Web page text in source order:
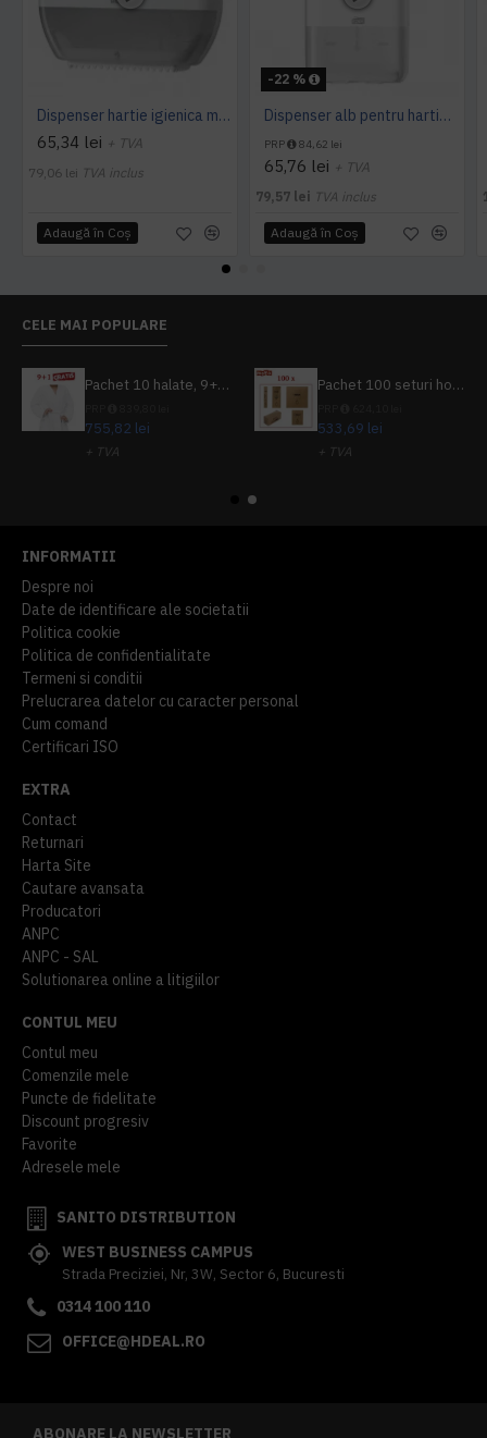
Dispenser hartie igienica mini Jumbo Tork alb
65,34 lei + TVA
79,06 lei TVA inclus
Adaugă în Coş
-22 %
Dispenser alb pentru hartie igienica pliata, bulk, Tork
PRP 84,62 lei
65,76 lei + TVA
79,57 lei TVA inclus
Adaugă în Coş
CELE MAI POPULARE
Pachet 10 halate, 9+1 gratuit
755,82 lei
+ TVA
Pachet 100 seturi hoteliere, set dentar, set barbierit, casca de dus, pila unghii, set cusut
533,69 lei
+ TVA
INFORMATII
Despre noi
Date de identificare ale societatii
Politica cookie
Politica de confidentialitate
Termeni si conditii
Prelucrarea datelor cu caracter personal
Cum comand
Certificari ISO
EXTRA
Contact
Returnari
Harta Site
Cautare avansata
Producatori
ANPC
ANPC - SAL
Solutionarea online a litigiilor
CONTUL MEU
Contul meu
Comenzile mele
Puncte de fidelitate
Discount progresiv
Favorite
Adresele mele
SANITO DISTRIBUTION
WEST BUSINESS CAMPUS
Strada Preciziei, Nr, 3W, Sector 6, Bucuresti
0314 100 110
OFFICE@HDEAL.RO
ABONARE LA NEWSLETTER